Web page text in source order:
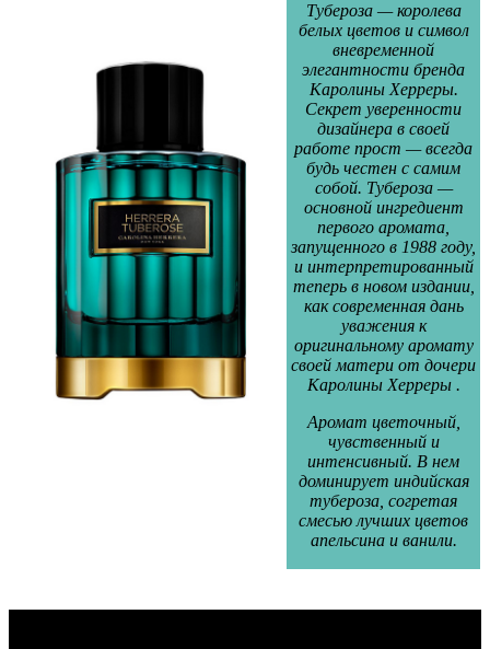
Тубероза — королева
белых цветов и символ
вневременной
элегантности бренда
Каролины Херреры.
Секрет уверенности
дизайнера в своей
работе прост — всегда
будь честен с самим
собой. Тубероза —
основной ингредиент
первого аромата,
запущенного в 1988 году,
и интерпретированный
теперь в новом издании,
как современная дань
уважения к
оригинальному аромату
своей матери от дочери
Каролины Херреры .
Аромат цветочный,
чувственный и
интенсивный. В нем
доминирует индийская
тубероза, согретая
смесью лучших цветов
апельсина и ванили.